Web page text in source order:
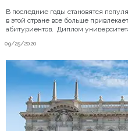
09/25/2020
В последние годы становятся
в этой стране все больше
абитуриентов. Диплом